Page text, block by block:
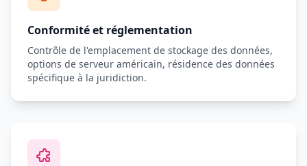
Conformité et réglementation
Contrôle de l'emplacement de stockage des données,
options de serveur américain, résidence des données
spécifique à la juridiction.